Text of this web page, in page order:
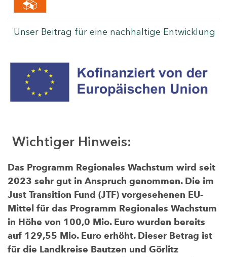
Unser Beitrag für eine nachhaltige Entwicklung
Wichtiger Hinweis:
Das Programm Regionales Wachstum wird seit
2023 sehr gut in Anspruch genommen. Die im
Just Transition Fund (JTF) vorgesehenen EU-
Mittel für das Programm Regionales Wachstum
in Höhe von 100,0 Mio. Euro wurden bereits
auf 129,55 Mio. Euro erhöht. Dieser Betrag ist
für die Landkreise Bautzen und Görlitz